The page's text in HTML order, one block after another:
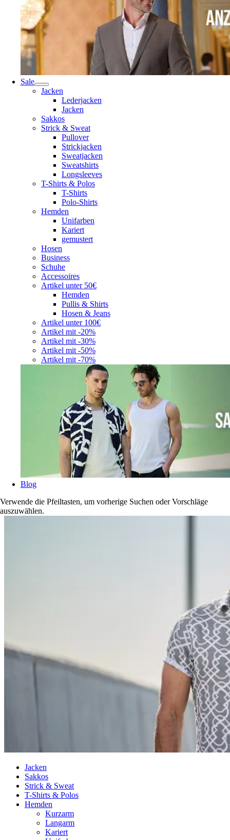
Sale
Jacken
Lederjacken
Jacken
Sakkos
Strick & Sweat
Pullover
Strickjacken
Sweatjacken
Sweatshirts
Longsleeves
T-Shirts & Polos
T-Shirts
Polo-Shirts
Hemden
Unifarben
Kariert
gemustert
Hosen
Business
Schuhe
Accessoires
Artikel unter 50€
Hemden
Pullis & Shirts
Hosen & Jeans
Artikel unter 100€
Artikel mit -20%
Artikel mit -30%
Artikel mit -50%
Artikel mit -70%
Blog
Verwende die Pfeiltasten, um vorherige Suchen oder Vorschläge
auszuwählen.
Jacken
Sakkos
Strick & Sweat
T-Shirts & Polos
Hemden
Kurzarm
Langarm
Kariert